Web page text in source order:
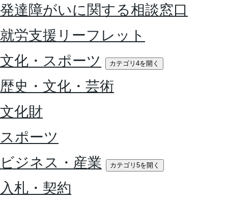
発達障がいに関する相談窓口
就労支援リーフレット
文化・スポーツ
カテゴリ4を開く
歴史・文化・芸術
文化財
スポーツ
ビジネス・産業
カテゴリ5を開く
入札・契約